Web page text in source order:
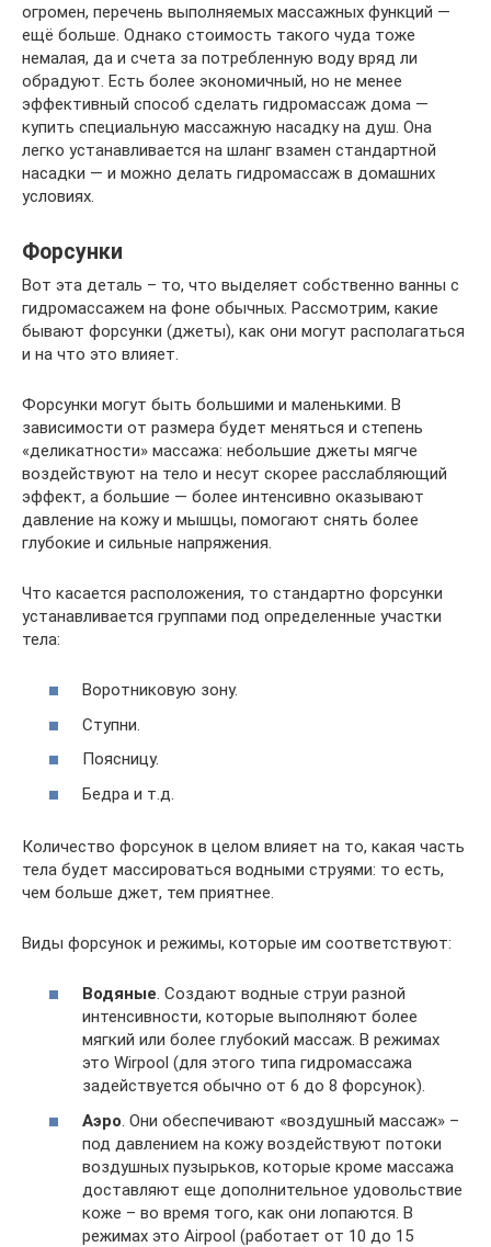
огромен, перечень выполняемых массажных функций —
ещё больше. Однако стоимость такого чуда тоже
немалая, да и счета за потребленную воду вряд ли
обрадуют. Есть более экономичный, но не менее
эффективный способ сделать гидромассаж дома —
купить специальную массажную насадку на душ. Она
легко устанавливается на шланг взамен стандартной
насадки — и можно делать гидромассаж в домашних
условиях.
Форсунки
Вот эта деталь – то, что выделяет собственно ванны с
гидромассажем на фоне обычных. Рассмотрим, какие
бывают форсунки (джеты), как они могут располагаться
и на что это влияет.
Форсунки могут быть большими и маленькими. В
зависимости от размера будет меняться и степень
«деликатности» массажа: небольшие джеты мягче
воздействуют на тело и несут скорее расслабляющий
эффект, а большие — более интенсивно оказывают
давление на кожу и мышцы, помогают снять более
глубокие и сильные напряжения.
Что касается расположения, то стандартно форсунки
устанавливается группами под определенные участки
тела:
Воротниковую зону.
Ступни.
Поясницу.
Бедра и т.д.
Количество форсунок в целом влияет на то, какая часть
тела будет массироваться водными струями: то есть,
чем больше джет, тем приятнее.
Виды форсунок и режимы, которые им соответствуют:
Водяные. Создают водные струи разной
интенсивности, которые выполняют более
мягкий или более глубокий массаж. В режимах
это Wirpool (для этого типа гидромассажа
задействуется обычно от 6 до 8 форсунок).
Аэро . Они обеспечивают «воздушный массаж» –
под давлением на кожу воздействуют потоки
воздушных пузырьков, которые кроме массажа
доставляют еще дополнительное удовольствие
коже – во время того, как они лопаются. В
режимах это Airpool (работает от 10 до 15